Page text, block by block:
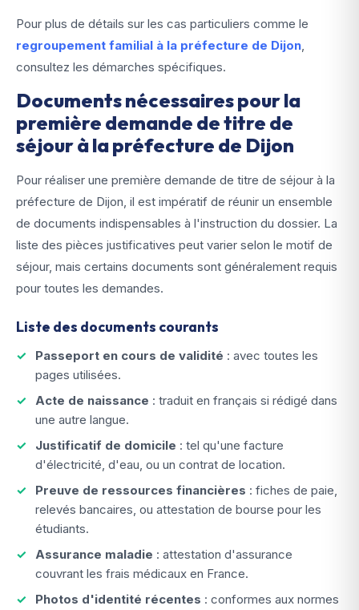
Pour plus de détails sur les cas particuliers comme le
regroupement familial à la préfecture de Dijon,
consultez les démarches spécifiques.
Documents nécessaires pour la
première demande de titre de
séjour à la préfecture de Dijon
Pour réaliser une première demande de titre de séjour à la
préfecture de Dijon, il est impératif de réunir un ensemble
de documents indispensables à l'instruction du dossier. La
liste des pièces justificatives peut varier selon le motif de
séjour, mais certains documents sont généralement requis
pour toutes les demandes.
Liste des documents courants
Passeport en cours de validité : avec toutes les
pages utilisées.
Acte de naissance : traduit en français si rédigé dans
une autre langue.
Justificatif de domicile : tel qu'une facture
d'électricité, d'eau, ou un contrat de location.
Preuve de ressources financières : fiches de paie,
relevés bancaires, ou attestation de bourse pour les
étudiants.
Assurance maladie : attestation d'assurance
couvrant les frais médicaux en France.
Photos d'identité récentes : conformes aux normes